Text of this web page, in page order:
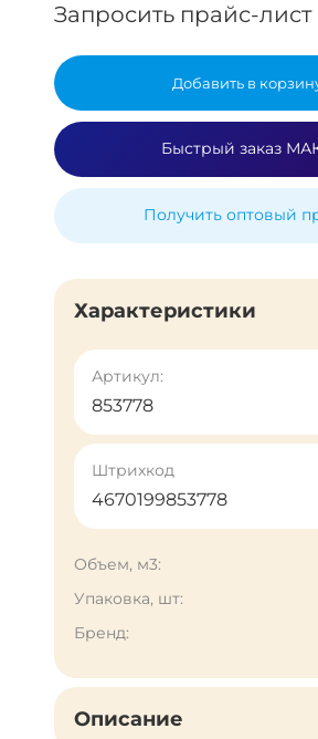
Запросить прайс-лист
Добавить в
Быстрый заказ
Получить оптовый
Характеристики
Артикул:
853778
Штрихкод
4670199853778
Объем, м3:
Упаковка, шт:
Бренд:
Описание